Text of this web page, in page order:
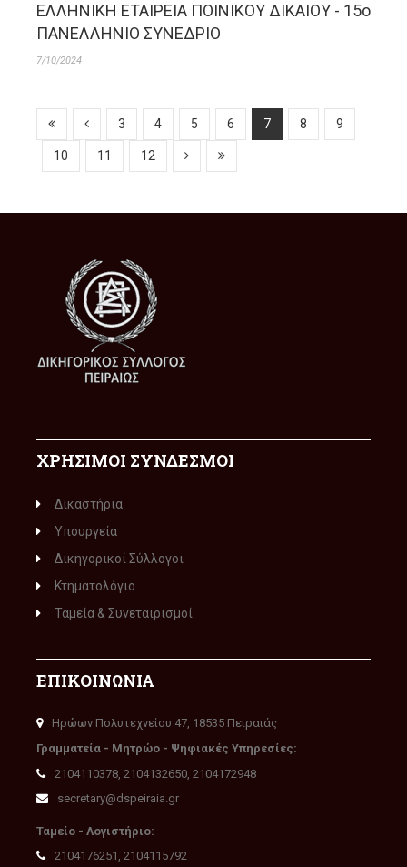
ΕΛΛΗΝΙΚΗ ΕΤΑΙΡΕΙΑ ΠΟΙΝΙΚΟΥ ΔΙΚΑΙΟΥ - 15ο
ΠΑΝΕΛΛΗΝΙΟ ΣΥΝΕΔΡΙΟ
7/10/2024
3 4 5 6 7 8 9
10 11 12
ΧΡΗΣΙΜΟΙ ΣΥΝΔΕΣΜΟΙ
Δικαστήρια
Υπουργεία
Δικηγορικοί Σύλλογοι
Κτηματολόγιο
Ταμεία & Συνεταιρισμοί
ΕΠΙΚΟΙΝΩΝΙΑ
Ηρώων Πολυτεχνείου 47, 18535 Πειραιάς
Γραμματεία - Μητρώο - Ψηφιακές Υπηρεσίες:
2104110378, 2104132650, 2104172948
secretary@dspeiraia.gr
Ταμείο - Λογιστήριο:
2104176251, 2104115792